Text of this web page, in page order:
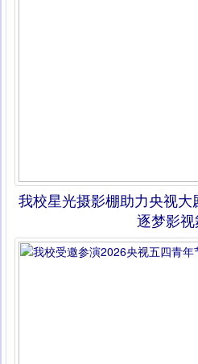
我校星光摄影棚助力央视
逐梦影视